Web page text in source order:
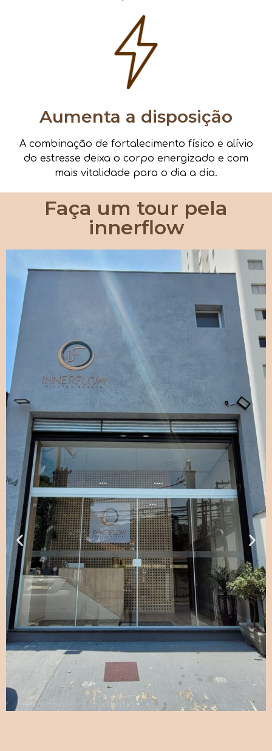
Aumenta a disposição
A combinação de fortalecimento físico e alívio
do estresse deixa o corpo energizado e com
mais vitalidade para o dia a dia.
Faça um tour pela
innerflow